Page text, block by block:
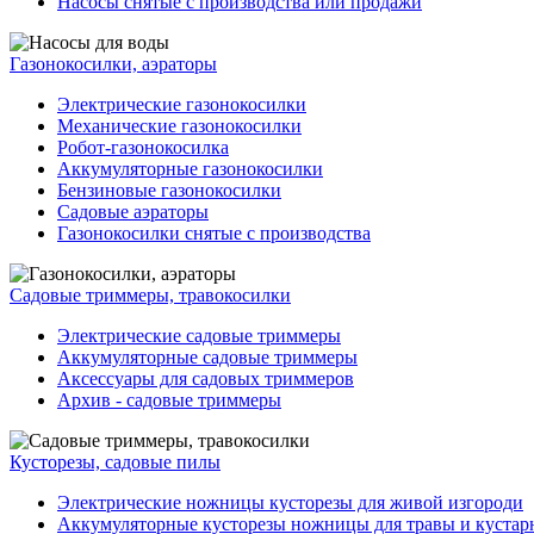
Газонокосилки, аэраторы
Электрические газонокосилки
Механические газонокосилки
Робот-газонокосилка
Аккумуляторные газонокосилки
Бензиновые газонокосилки
Садовые аэраторы
Газонокосилки снятые с производства
Садовые триммеры, травокосилки
Электрические садовые триммеры
Аккумуляторные садовые триммеры
Аксессуары для садовых триммеров
Архив - садовые триммеры
Кусторезы, садовые пилы
Электрические ножницы кусторезы для живой изгороди
Аккумуляторные кусторезы ножницы для травы и